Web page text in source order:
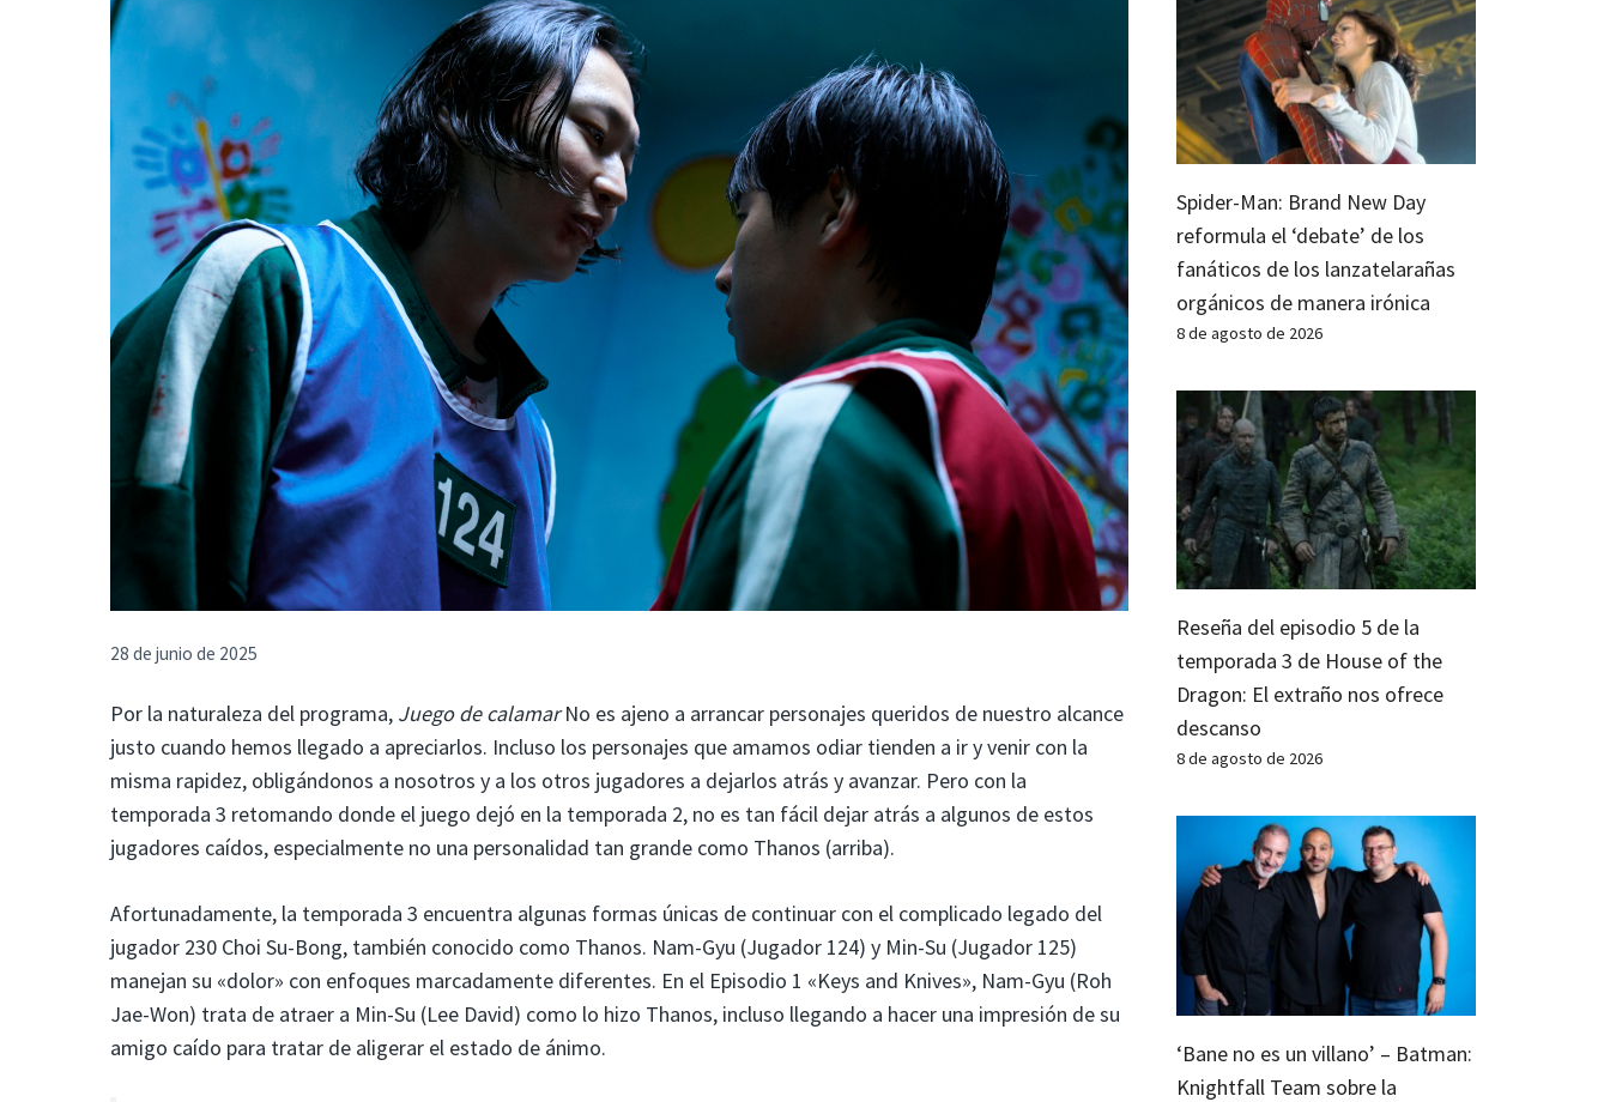
28 de junio de 2025
Por la naturaleza del programa, Juego de calamarNo es ajeno a arrancar personajes queridos de nuestro alcance
justo cuando hemos llegado a apreciarlos. Incluso los personajes que amamos odiar tienden a ir y venir con la
misma rapidez, obligándonos a nosotros y a los otros jugadores a dejarlos atrás y avanzar. Pero con la
temporada 3 retomando donde el juego dejó en la temporada 2, no es tan fácil dejar atrás a algunos de estos
jugadores caídos, especialmente no una personalidad tan grande como Thanos (arriba).
Afortunadamente, la temporada 3 encuentra algunas formas únicas de continuar con el complicado legado del
jugador 230 Choi Su-Bong, también conocido como Thanos. Nam-Gyu (Jugador 124) y Min-Su (Jugador 125)
manejan su «dolor» con enfoques marcadamente diferentes. En el Episodio 1 «Keys and Knives», Nam-Gyu (Roh
Jae-Won) trata de atraer a Min-Su (Lee David) como lo hizo Thanos, incluso llegando a hacer una impresión de su
amigo caído para tratar de aligerar el estado de ánimo.
Spider-Man: Brand New Day
reformula el ‘debate’ de los
fanáticos de los lanzatelarañas
orgánicos de manera irónica
8 de agosto de 2026
Reseña del episodio 5 de la
temporada 3 de House of the
Dragon: El extraño nos ofrece
descanso
8 de agosto de 2026
‘Bane no es un villano’ – Batman:
Knightfall Team sobre la